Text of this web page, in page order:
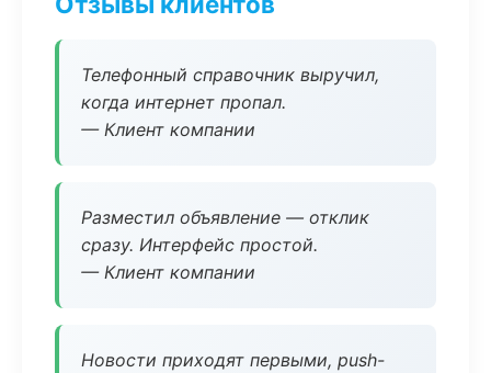
Телефонный справочник выручил,
когда интернет пропал.
— Клиент компании
Разместил объявление — отклик
сразу. Интерфейс простой.
— Клиент компании
Новости приходят первыми, push-